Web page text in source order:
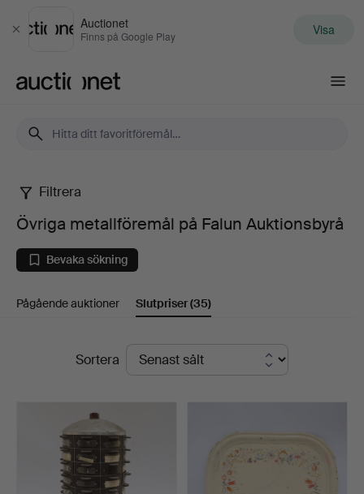
Stäng
Auctionet
Finns på Google Play Visa
Övriga
metallföremål
på
Falun
Auktionsbyrå
Filtrera
Övriga metallföremål på Falun Auktionsbyrå
Bevaka sökning
Pågående auktioner Slutpriser(35)
SlutpriserSortera